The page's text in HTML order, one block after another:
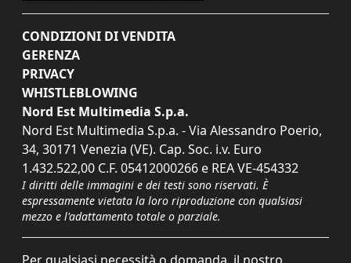
CONDIZIONI DI VENDITA
GERENZA
PRIVACY
WHISTLEBLOWING
Nord Est Multimedia S.p.a.
Nord Est Multimedia S.p.a. - Via Alessandro Poerio,
34, 30171 Venezia (VE). Cap. Soc. i.v. Euro
1.432.522,00 C.F. 05412000266 e REA VE-454332
I diritti delle immagini e dei testi sono riservati. È
espressamente vietata la loro riproduzione con qualsiasi
mezzo e l'adattamento totale o parziale.